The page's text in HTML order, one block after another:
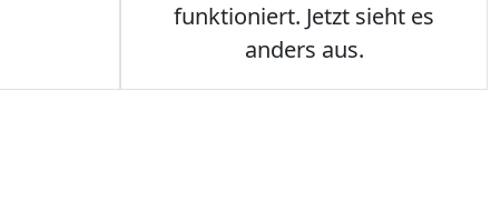
funktioniert. Jetzt sieht es
anders aus.